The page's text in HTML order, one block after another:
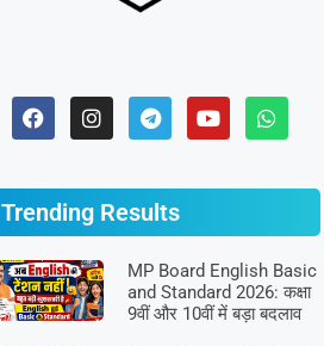
Trending Results
MP Board English Basic
and Standard 2026: कक्षा
9वीं और 10वीं में बड़ा बदलाव